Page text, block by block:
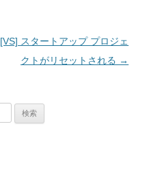
[VS] スタートアップ プロジェ
クトがリセットされる →